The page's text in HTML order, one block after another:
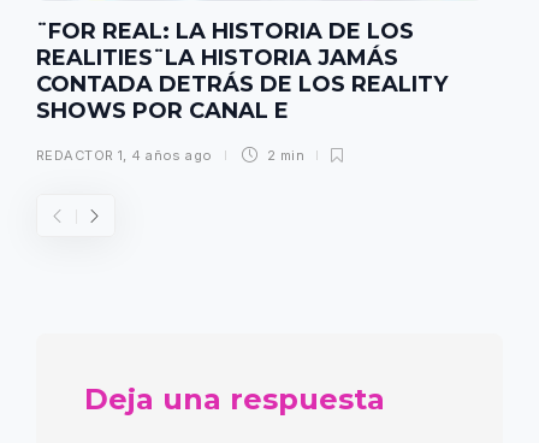
¨FOR REAL: LA HISTORIA DE LOS
REALITIES¨LA HISTORIA JAMÁS
CONTADA DETRÁS DE LOS REALITY
SHOWS POR CANAL E
REDACTOR 1, 4 años ago 2 min
Deja una respuesta